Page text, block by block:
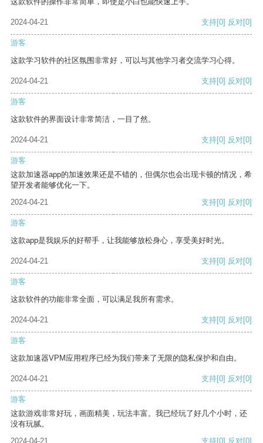
2024-04-21 支持[0] 反对[0]
游客
这款学习软件的社区氛围非常好，可以与其他学习者交流学习心得。
2024-04-21 支持[0] 反对[0]
游客
这款软件的界面设计非常简洁，一目了然。
2024-04-21 支持[0] 反对[0]
游客
这款加速器app的加速效果还是不错的，但偶尔也会出现卡顿的情况，希
望开发者能够优化一下。
2024-04-21
支持[0] 反对[0]
游客
这款app是我娱乐的好帮手，让我能够放松身心，享受美好时光。
2024-04-21 支持[0] 反对[0]
游客
这款软件的功能非常全面，可以满足我所有需求。
2024-04-21 支持[0] 反对[0]
游客
这款加速器VPM应用程序已经为我们带来了无限的隐私保护和自由。
2024-04-21 支持[0] 反对[0]
游客
这款游戏非常好玩，画面精美，玩法丰富。我已经玩了好几个小时，还
没有玩腻。
2024-04-21
支持[0] 反对[0]